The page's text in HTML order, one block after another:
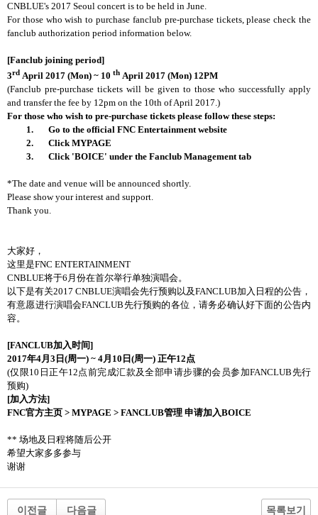
CNBLUE's 2017 Seoul concert is to be held in June.
For those who wish to purchase fanclub pre-purchase tickets, please check the
fanclub authorization period information below.
[Fanclub joining period]
3rd April 2017 (Mon) ~ 10 th April 2017 (Mon) 12PM
(Fanclub pre-purchase tickets will be given to those who successfully apply
and transfer the fee by 12pm on the 10th of April 2017.)
For those who wish to pre-purchase tickets please follow these steps:
1.
Go to the official FNC Entertainment website
2.
Click MYPAGE
3.
Click 'BOICE' under the Fanclub Management tab
*The date and venue will be announced shortly.
Please show your interest and support.
Thank you.
大家好，
这里是FNC ENTERTAINMENT
CNBLUE将于6 月份在首尔举行单独演唱会。
以下是有关2017 CNBLUE演唱会先行预购以及FANCLUB加入日程的公告，
有意愿进行演唱会FANCLUB先行预购的各位，请务必确认好下面的公告内
容。
[FANCLUB加入时间]
2017年4月 3 日 (周一) ~ 4月 10 日 (周一) 正午12点
(仅限10 日正午12点前完成汇款及全部申请步骤的会员参加FANCLUB先行
预购)
[加入方法]
FNC官方主页 > MYPAGE > FANCLUB管理 申请加入BOICE
** 场地及日程将随后公开
希望大家多多参与
谢谢
이전글 다음글 목록보기